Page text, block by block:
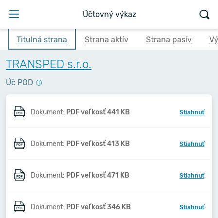
Účtovný výkaz
Titulná strana Strana aktív Strana pasív
TRANSPED s.r.o.
Úč POD
Dokument: PDF veľkosť 441 KB Stiahnuť
Dokument: PDF veľkosť 413 KB Stiahnuť
Dokument: PDF veľkosť 471 KB Stiahnuť
Dokument: PDF veľkosť 346 KB Stiahnuť